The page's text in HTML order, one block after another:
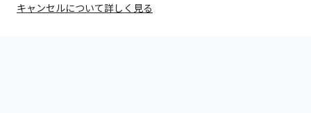
キャンセルについて詳しく見る